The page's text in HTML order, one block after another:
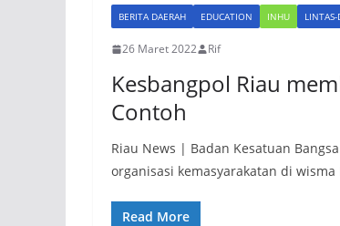
BERITA DAERAH EDUCATION INHU LINTAS-
26 Maret 2022 Rif
Kesbangpol Riau
Contoh
Riau News | Badan Kesatuan
organisasi kemasyarakatan di wisma
Read More